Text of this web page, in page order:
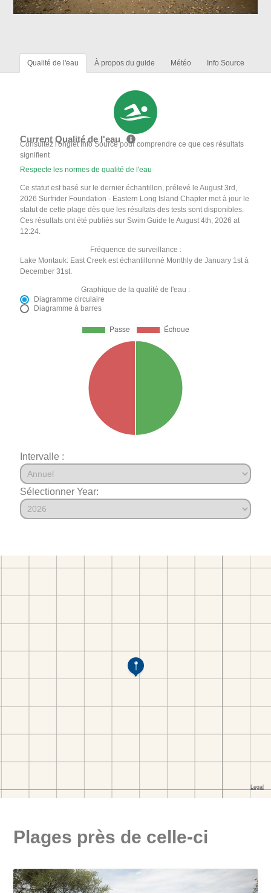
Qualité de l'eau À propos du guide Météo Info Source
Current Qualité de l'eau
Consultez l'onglet Info Source pour comprendre ce que ces résultats
signifient
Respecte les normes de qualité de l'eau
Ce statut est basé sur le dernier échantillon, prélevé le August 3rd,
2026 Surfrider Foundation - Eastern Long Island Chapter met à jour le
statut de cette plage dès que les résultats des tests sont disponibles.
Ces résultats ont été publiés sur Swim Guide le August 4th, 2026 at
12:24.
Fréquence de surveillance :
Lake Montauk: East Creek est échantillonné Monthly de January 1st à
December 31st.
Graphique de la qualité de l'eau :
Diagramme circulaire
Diagramme à barres
Intervalle :
Sélectionner Year:
Plages près de celle-ci